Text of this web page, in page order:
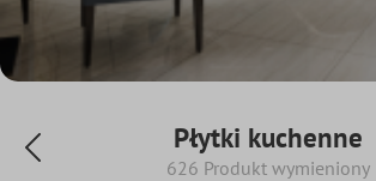
Płytki kuchenne
626 Produkt wymieniony